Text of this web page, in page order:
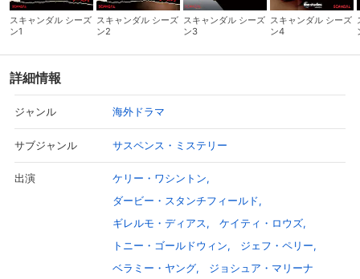
スキャンダル シーズ
ン1
スキャンダル シーズ
ン2
スキャンダル シーズ
ン3
スキャンダル シーズ
ン4
詳細情報
ジャンル 海外ドラマ
サブジャンル サスペンス・ミステリー
出演
ケリー・ワシントン
ダービー・スタンチフィールド
ギレルモ・ディアス
ケイティ・ロウズ
トニー・ゴールドウィン
ジェフ・ペリー
ベラミー・ヤング
ジョシュア・マリーナ